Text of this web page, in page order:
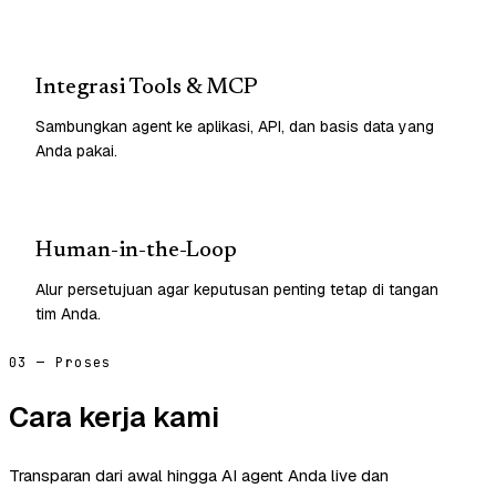
Integrasi Tools & MCP
Sambungkan agent ke aplikasi, API, dan basis data yang
Anda pakai.
Human-in-the-Loop
Alur persetujuan agar keputusan penting tetap di tangan
tim Anda.
03 — Proses
Cara kerja kami
Transparan dari awal hingga AI agent Anda live dan